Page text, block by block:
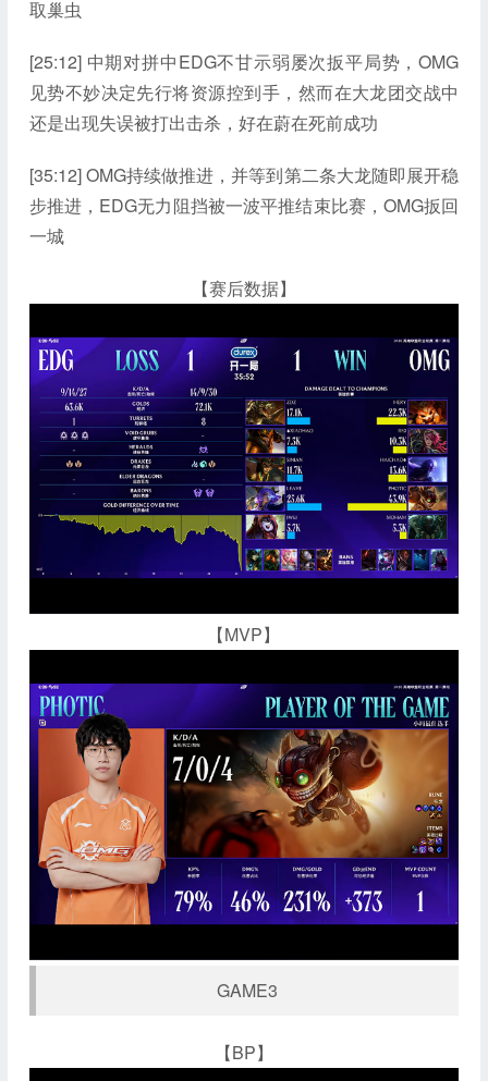
取巢虫
[25:12] 中期对拼中EDG不甘示弱屡次扳平局势，OMG
见势不妙决定先行将资源控到手，然而在大龙团交战中
还是出现失误被打出击杀，好在蔚在死前成功
[35:12] OMG持续做推进，并等到第二条大龙随即展开稳
步推进，EDG无力阻挡被一波平推结束比赛，OMG扳回
一城
【赛后数据】
【MVP】
GAME3
【BP】